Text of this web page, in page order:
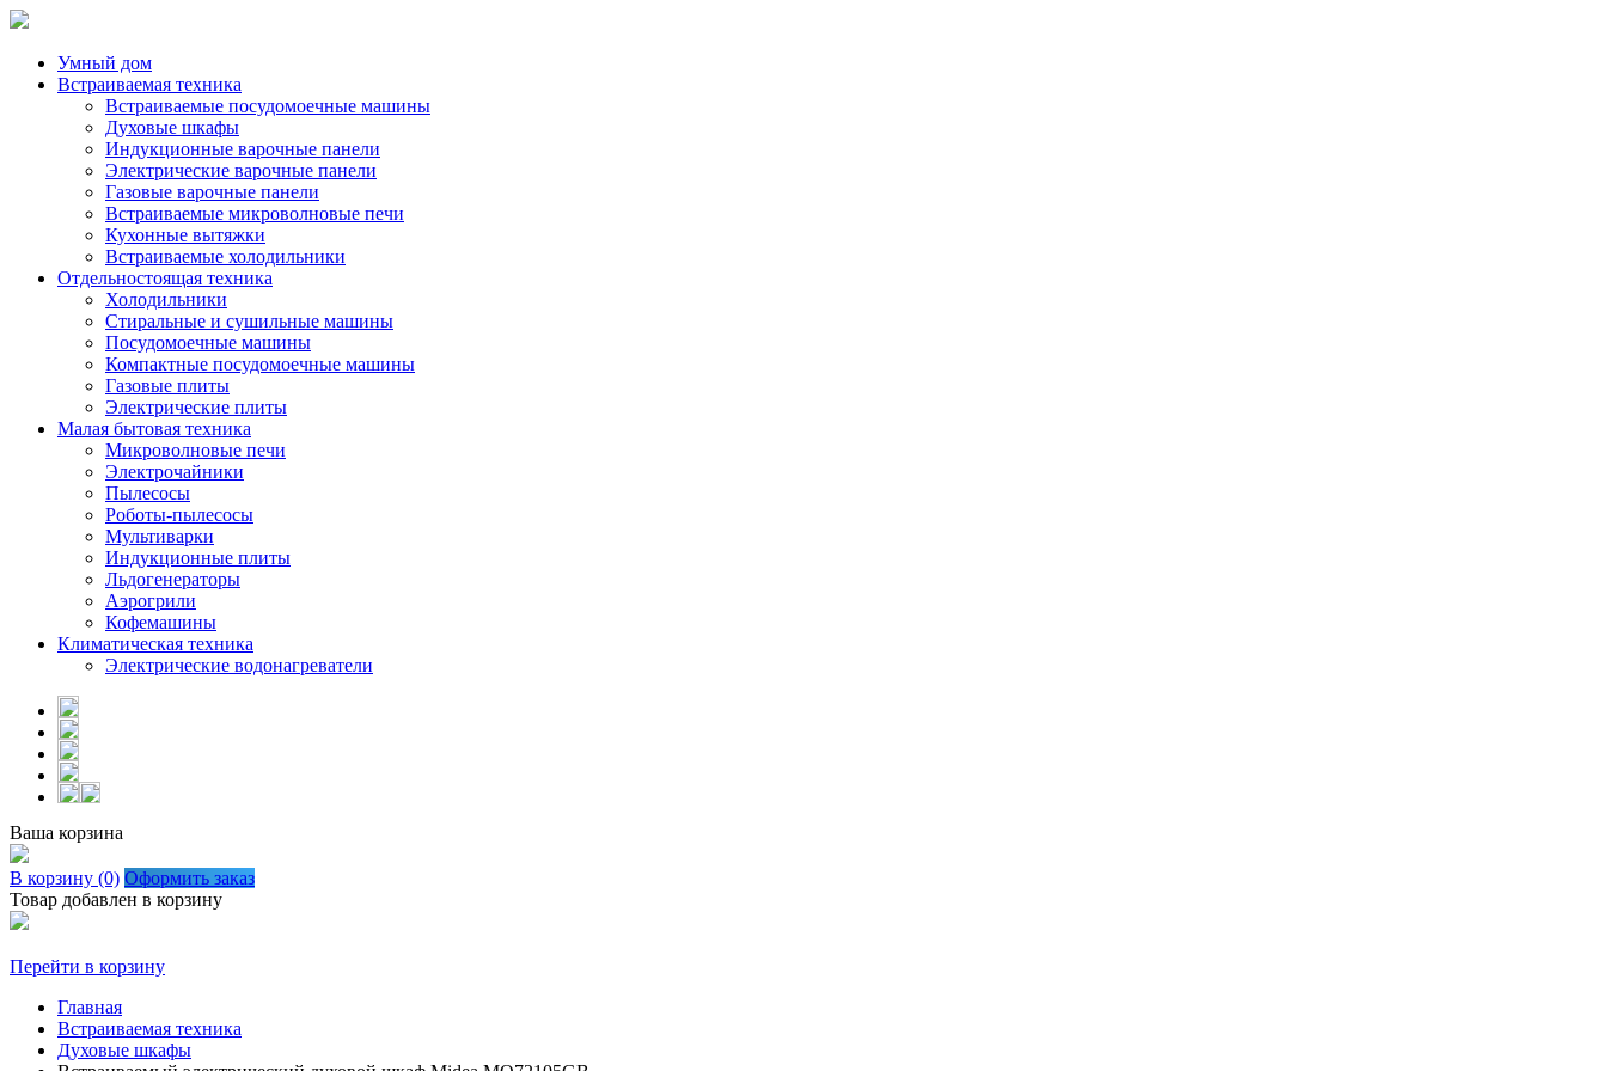
Умный дом
Встраиваемая техника
Встраиваемые посудомоечные машины
Духовые шкафы
Индукционные варочные панели
Электрические варочные панели
Газовые варочные панели
Встраиваемые микроволновые печи
Кухонные вытяжки
Встраиваемые холодильники
Отдельностоящая техника
Холодильники
Стиральные и сушильные машины
Посудомоечные машины
Компактные посудомоечные машины
Газовые плиты
Электрические плиты
Малая бытовая техника
Микроволновые печи
Электрочайники
Пылесосы
Роботы-пылесосы
Мультиварки
Индукционные плиты
Льдогенераторы
Аэрогрили
Кофемашины
Климатическая техника
Электрические водонагреватели
Ваша корзина
В корзину (0) Оформить заказ
Товар добавлен в корзину
Перейти в корзину
Главная
Встраиваемая техника
Духовые шкафы